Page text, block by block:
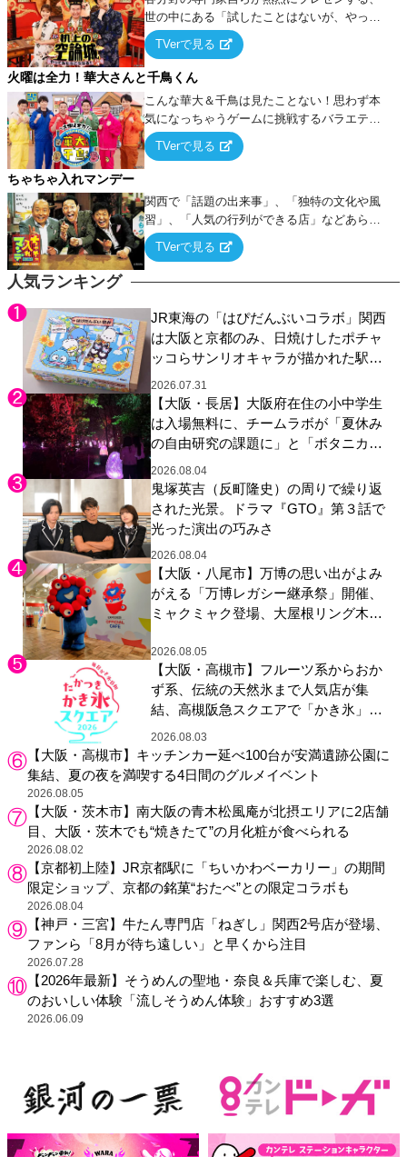
人気ランキング
JR東海の「はぴだんぶいコラボ」関西
は大阪と京都のみ、日焼けしたポチャ
ッコらサンリオキャラが描かれた駅弁
やグッズが登場
2026.07.31
【大阪・長居】大阪府在住の小中学生
は入場無料に、チームラボが「夏休み
の自由研究の課題に」と「ボタニカル
ガーデン 大阪」へ招待
2026.08.04
鬼塚英吉（反町隆史）の周りで繰り返
された光景。ドラマ『GTO』第３話で
光った演出の巧みさ
2026.08.04
【大阪・八尾市】万博の思い出がよみ
がえる「万博レガシー継承祭」開催、
ミャクミャク登場、大屋根リング木材
展示も
2026.08.05
【大阪・高槻市】フルーツ系からおか
ず系、伝統の天然氷まで人気店が集
結、高槻阪急スクエアで「かき氷」祭
り
2026.08.03
【大阪・高槻市】キッチンカー延べ100台が安満遺跡公園に
集結、夏の夜を満喫する4日間のグルメイベント
2026.08.05
【大阪・茨木市】南大阪の青木松風庵が北摂エリアに2店舗
目、大阪・茨木でも“焼きたて”の月化粧が食べられる
2026.08.02
【京都初上陸】JR京都駅に「ちいかわベーカリー」の期間
限定ショップ、京都の銘菓“おたべ”との限定コラボも
2026.08.04
【神戸・三宮】牛たん専門店「ねぎし」関西2号店が登場、
ファンら「8月が待ち遠しい」と早くから注目
2026.07.28
【2026年最新】そうめんの聖地・奈良＆兵庫で楽しむ、夏
のおいしい体験「流しそうめん体験」おすすめ3選
2026.06.09
世の中にある「試したことはないが、やって
みたらこうなる！…ハズ」という“机上の空
論”に若手芸人らがカラダを張って挑む！
TVerで見る
火曜は全力！華大さんと千鳥くん
こんな華大＆千鳥は見たことない！思わず本
気になっちゃうゲームに挑戦するバラエティ
ー！
TVerで見る
ちゃちゃ入れマンデー
関西で「話題の出来事」、「独特の文化や風
習」、「人気の行列ができる店」などあらゆ
るテーマについて好き放題にちゃちゃを入れ
ていく関西色を前面に押し出したトークバラ
TVerで見る